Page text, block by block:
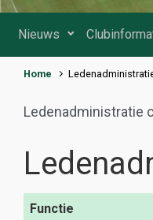
Nieuws
Home
Ledenadministratie
Functie